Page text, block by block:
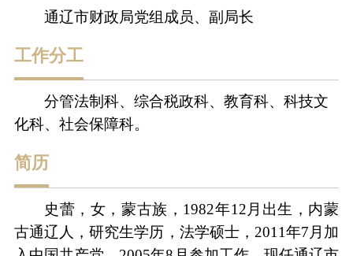
通辽市财政局党组成员、副局长
工作分工
分管法制科、综合税政科、教育科、科技文
化科、社会保障科。
简历
史蕾，女，蒙古族， 1982年12月出生，内蒙
古通辽人，研究生学历，法学硕士，2011年7月加